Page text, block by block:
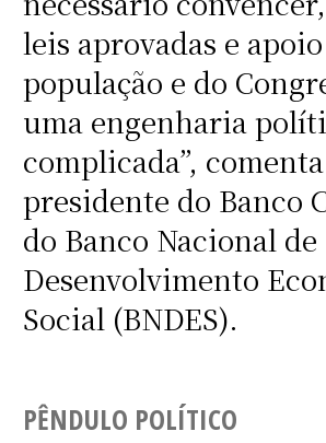
leis aprovadas e
população e do
uma engenharia
complicada”,
presidente do Banco
do Banco Nacional de
Desenvolvimento
Social (BNDES).
PÊNDULO POLÍTICO